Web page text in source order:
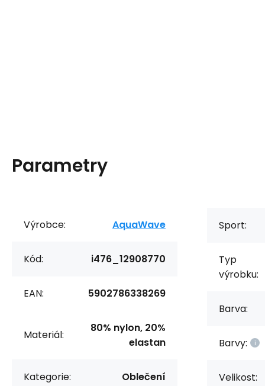
Parametry
Výrobce: AquaWave
Kód: i476_12908770
EAN: 5902786338269
Materiál:
80% nylon, 20%
elastan
Kategorie: Oblečení
Sport:
Typ
výrobku:
Barva:
Barvy:
Velikost: